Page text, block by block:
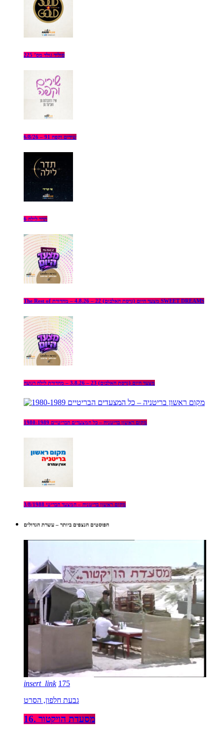
סוליד גולד מס’ 225
שירים וקפה 91 – 6/8/26
תדר לילה 6
The Rest of מצעד היום (גרסת האלבום) 22 – 4.8.26 – מהדורת SWEET DREAMS
מצעד היום (גרסת האלבום) 23 – 3.8.26 – מהדורת לילה רגועה
מקום ראשון בריטניה – כל המצעדים הבריטיים 1980-1989
מקום ראשון בריטניה – המצעד הבריטי 3/8/1988
הפוסטים הנצפים ביותר – עשרת הגדולים
insert_link 175
גבעת חלפון, הסרט
16. מסעדת הויקטור